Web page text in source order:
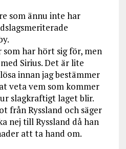
som ännu inte har
som har hört sig för, men
Sirius. Det är lite
innan jag bestämmer
veta vem som kommer
slagkraftigt laget blir.
från Ryssland och säger
nej till Ryssland då han
att ta hand om.